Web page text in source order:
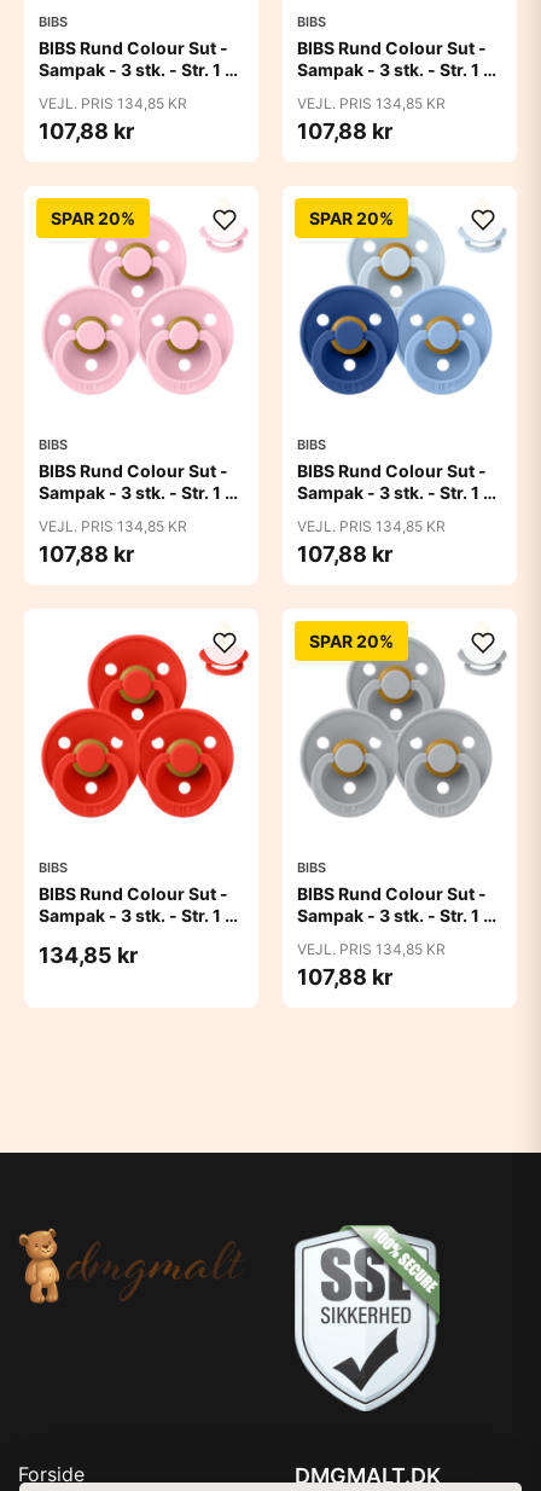
BIBS
BIBS Rund Colour Sut -
Sampak - 3 stk. - Str. 1 -
VEJL. PRIS 134,85 KR
107,88 kr
BIBS
BIBS Rund Colour Sut -
Sampak - 3 stk. - Str. 1 -
VEJL. PRIS 134,85 KR
107,88 kr
SPAR 20%
BIBS
BIBS Rund Colour Sut -
Sampak - 3 stk. - Str. 1 -
VEJL. PRIS 134,85 KR
107,88 kr
SPAR 20%
BIBS
BIBS Rund Colour Sut -
Sampak - 3 stk. - Str. 1 -
VEJL. PRIS 134,85 KR
107,88 kr
BIBS
BIBS Rund Colour Sut -
Sampak - 3 stk. - Str. 1 -
134,85 kr
SPAR 20%
BIBS
BIBS Rund Colour Sut -
Sampak - 3 stk. - Str. 1 -
VEJL. PRIS 134,85 KR
107,88 kr
Forside DMGMALT.DK